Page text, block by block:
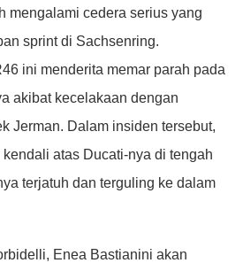
mengalami cedera serius yang
sprint di Sachsenring.
ini menderita memar parah pada
akibat kecelakaan dengan
Jerman. Dalam insiden tersebut,
atas Ducati-nya di tengah
terjatuh dan terguling ke dalam
Enea Bastianini akan